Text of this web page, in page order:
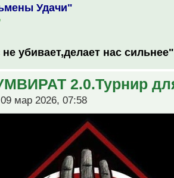
Удачи"
убивает,делает нас сильнее"
2.0.Турнир
мар 2026, 07:58